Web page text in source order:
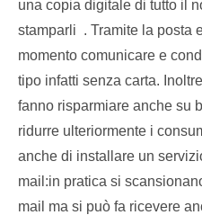
una copia digitale di tutto il
stamparli . Tramite la posta
momento comunicare e
tipo infatti senza carta.
fanno risparmiare anche su
ridurre ulteriormente i
anche di installare un
mail:in pratica si
mail ma si può fa ricevere